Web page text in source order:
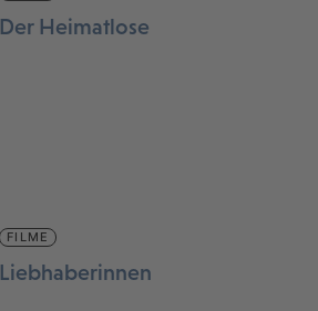
Der Heimatlose
FILME
Liebhaberinnen